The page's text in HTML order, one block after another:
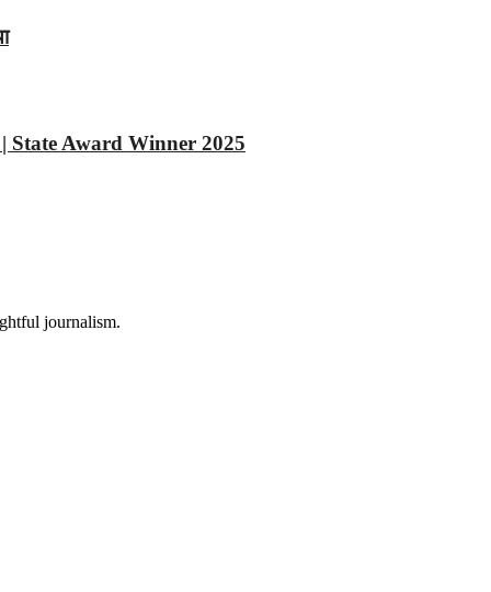
| State Award Winner 2025
journalism.